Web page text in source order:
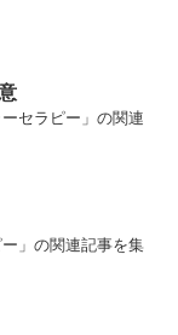
セラピー」の関連
」の関連記事を集